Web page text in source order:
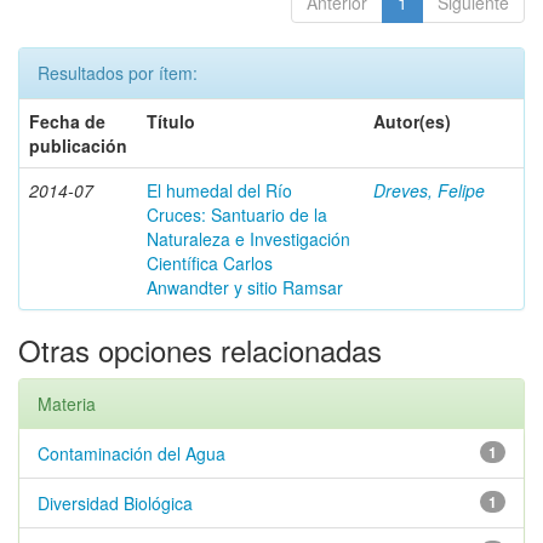
Resultados por ítem:
Fecha de
publicación
Título Autor(es)
2014-07
El humedal del Río
Cruces: Santuario de la
Naturaleza e Investigación
Científica Carlos
Anwandter y sitio Ramsar
Dreves, Felipe
Otras opciones relacionadas
Materia
1
Contaminación del Agua
1
Diversidad Biológica